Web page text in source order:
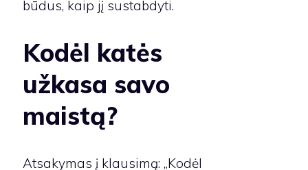
būdus, kaip jį sustabdyti.
Kodėl katės
užkasa savo
maistą?
Atsakymas į klausimą: „Kodėl